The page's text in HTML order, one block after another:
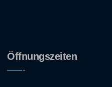
Öffnungszeiten